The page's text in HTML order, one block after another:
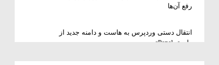
رفع آن‌ها
انتقال دستی وردپرس به هاست و دامنه جدید از
طریق cPanel